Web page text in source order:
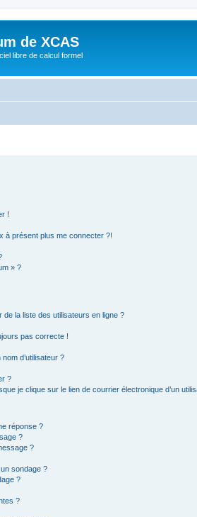
de XCAS
libre de calcul formel
!
à présent plus me connecter ?!
» ?
de la liste des utilisateurs en ligne ?
pas correcte !
d’utilisateur ?
?
je clique sur le lien de courrier électronique d’un
réponse ?
?
?
sondage ?
?
?